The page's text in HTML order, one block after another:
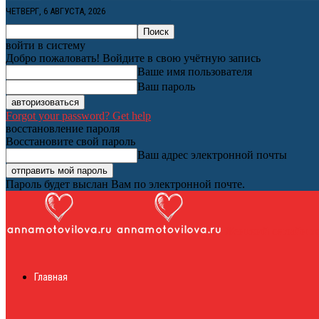
ЧЕТВЕРГ, 6 АВГУСТА, 2026
войти в систему
Добро пожаловать! Войдите в свою учётную запись
Ваше имя пользователя
Ваш пароль
Forgot your password? Get help
восстановление пароля
Восстановите свой пароль
Ваш адрес электронной почты
Пароль будет выслан Вам по электронной почте.
Главная